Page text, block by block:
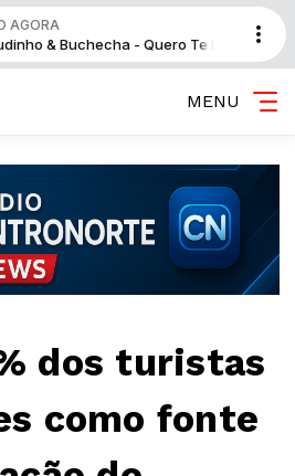
AGORA
& Buchecha - Quero Te Encontrar
MENU
dos turistas
como fonte